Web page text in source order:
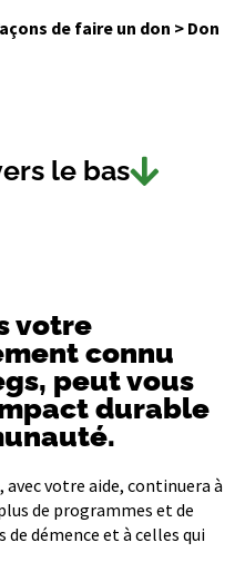
de faire un don > Don
le bas
votre
connu
peut vous
durable
avec votre aide, continuera à
de programmes et de
démence et à celles qui